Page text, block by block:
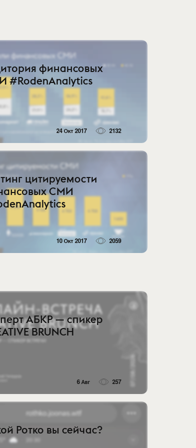
финансовых
#RodenAnalytics
24 Окт 2017 2132
цитируемости
СМИ
10 Окт 2017 2059
АБКР — спикер
BRUNCH
6 Авг 257
Ротко вы сейчас?